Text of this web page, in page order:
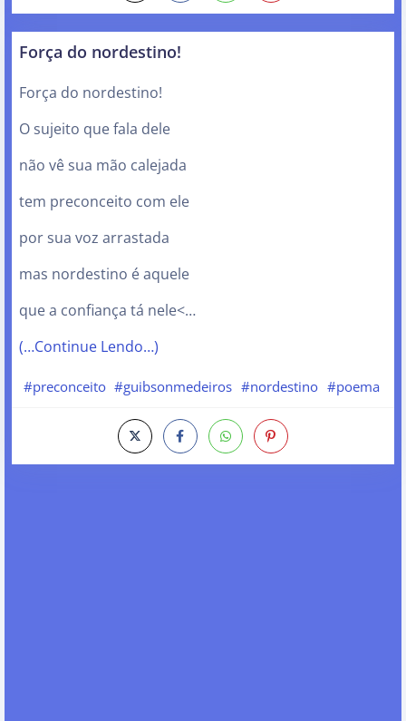
Força do nordestino!
Força do nordestino!
O sujeito que fala dele
não vê sua mão calejada
tem preconceito com ele
por sua voz arrastada
mas nordestino é aquele
que a confiança tá nele<…
(…Continue Lendo…)
#preconceito #guibsonmedeiros #nordestino #poema